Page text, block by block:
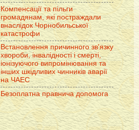
Компенсації та пільги
громадянам, які постраждали
внаслідок Чорнобильської
катастрофи
Встановлення причинного зв'язку
хвороби, інвалідності і смерті,
іонізуючого випромінювання та
інших шкідливих чинників аварії
на ЧАЕС
Безоплатна правнича допомога